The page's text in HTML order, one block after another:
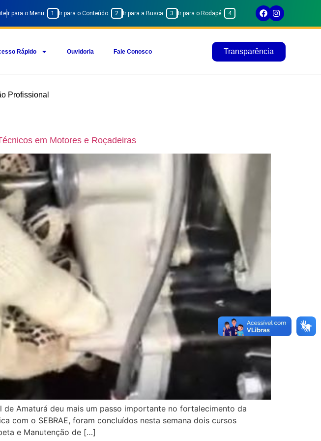
Ir para o Menu 1 Ir para o Conteúdo 2 Ir para a Busca 3 Ir para o Rodapé 4
Rápido Ouvidoria Fale Conosco Transparência
Profissional
em Motores e Roçadeiras
de Amaturá deu mais um passo importante no fortalecimento da
com o SEBRAE, foram concluídos nesta semana dois cursos
e Manutenção de […]